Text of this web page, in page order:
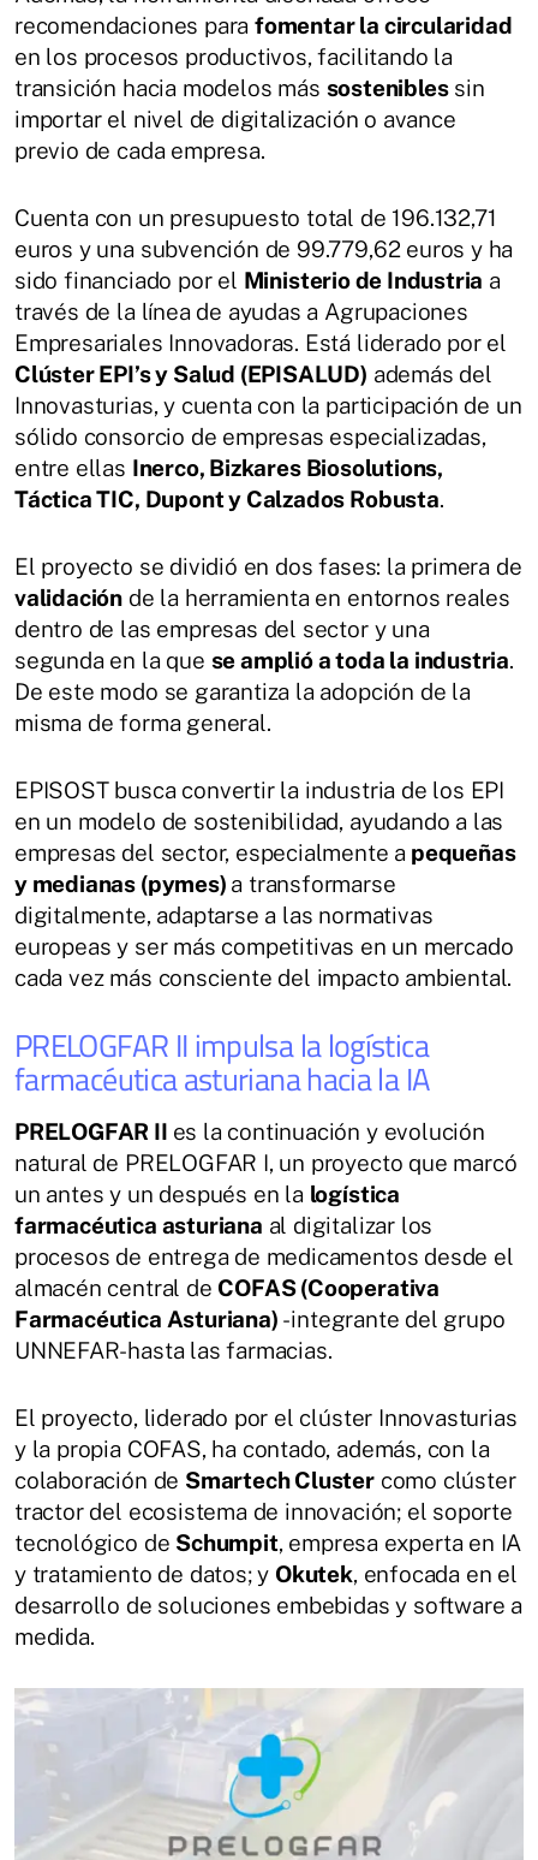
recomendaciones parafomentar la circularidad
en los procesos productivos, facilitando la
transición hacia modelos más sosteniblessin
importar el nivel de digitalización o avance
previo de cada empresa.
Cuenta con un presupuesto total de 196.132,71
euros y una subvención de 99.779,62 euros y ha
sido financiado por el Ministerio de Industria a
través de la línea de ayudas a Agrupaciones
Empresariales Innovadoras. Está liderado por el
Clúster EPI’s y Salud (EPISALUD) además del
Innovasturias, y cuenta con la participación de un
sólido consorcio de empresas especializadas,
entre ellas Inerco, Bizkares Biosolutions,
Táctica TIC, Dupont y Calzados Robusta.
El proyecto se dividió en dos fases: la primera de
validación de la herramienta en entornos reales
dentro de las empresas del sector y una
segunda en la que se amplió a toda la industria.
De este modo se garantiza la adopción de la
misma de forma general.
EPISOST busca convertir la industria de los EPI
en un modelo de sostenibilidad, ayudando a las
empresas del sector, especialmente a pequeñas
y medianas (pymes) a transformarse
digitalmente, adaptarse a las normativas
europeas y ser más competitivas en un mercado
cada vez más consciente del impacto ambiental.
PRELOGFAR II impulsa la logística
farmacéutica asturiana hacia la IA
PRELOGFAR II es la continuación y evolución
natural de PRELOGFAR I, un proyecto que marcó
un antes y un después en la logística
farmacéutica asturiana al digitalizar los
procesos de entrega de medicamentos desde el
almacén central de COFAS (Cooperativa
Farmacéutica Asturiana) -integrante del grupo
UNNEFAR- hasta las farmacias.
El proyecto, liderado por el clúster Innovasturias
y la propia COFAS, ha contado, además, con la
colaboración de Smartech Clustercomo clúster
tractor del ecosistema de innovación; el soporte
tecnológico de Schumpit, empresa experta en IA
y tratamiento de datos; y Okutek, enfocada en el
desarrollo de soluciones embebidas y software a
medida.